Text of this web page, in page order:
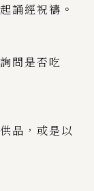
誦經祝禱。
問是否吃
品，或是以